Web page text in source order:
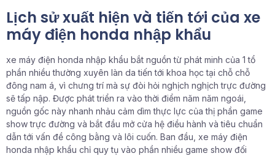
Lịch sử xuất hiện và tiến tới của xe
máy điện honda nhập khẩu
xe máy điện honda nhập khẩu bắt nguồn từ phát minh của 1 tổ
phần nhiều thường xuyên làn da tiến tới khoa học tại chỗ chỗ
đông nam á, vì chưng trí mà sự đòi hỏi nghịch nghịch trực đường
sẽ tấp nập. Được phát triển ra vào thời điểm năm năm ngoái,
nguồn gốc này nhanh nhảu cảm dìm thực lực của thị phần game
show trực đường và bắt đầu mở cửa hệ điều hành và tiêu chuẩn
dẫn tới vấn đề công bằng và lôi cuốn. Ban đầu, xe máy điện
honda nhập khẩu chỉ quy tụ vào phần nhiều game show đối